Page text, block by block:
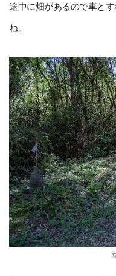
途中に畑があるので車と
ね。